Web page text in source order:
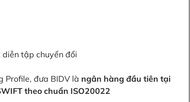
tập chuyển đổi
Profile, đưa BIDV là ngân hàng đầu tiên tại
theo chuẩn ISO20022